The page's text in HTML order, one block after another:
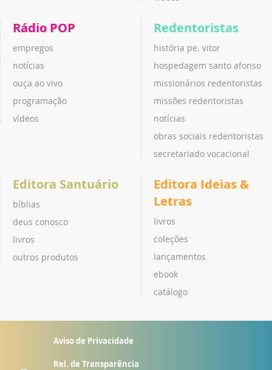
Rádio POP
empregos
notícias
ouça ao vivo
programação
vídeos
Redentoristas
história pe. vitor
hospedagem santo afonso
missionários redentoristas
missões redentoristas
notícias
obras sociais redentoristas
secretariado vocacional
Editora Santuário
bíblias
deus conosco
livros
outros produtos
Editora Ideias &
Letras
livros
coleções
lançamentos
ebook
catálogo
Aviso de Privacidade
Rel. de Transparência